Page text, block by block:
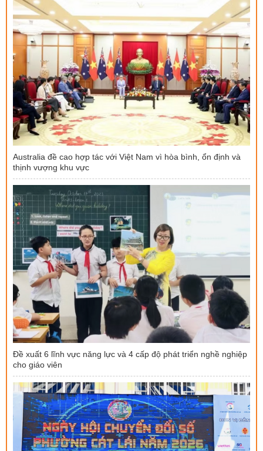
Australia đề cao hợp tác với Việt Nam vì hòa bình, ổn định và
thịnh vượng khu vực
Đề xuất 6 lĩnh vực năng lực và 4 cấp độ phát triển nghề nghiệp
cho giáo viên